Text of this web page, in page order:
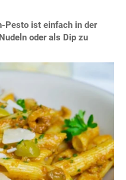
Pesto ist einfach in der
oder als Dip zu